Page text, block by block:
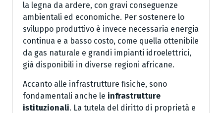
la legna da ardere, con gravi conseguenze
ambientali ed economiche. Per sostenere lo
sviluppo produttivo è invece necessaria energia
continua e a basso costo, come quella ottenibile
da gas naturale e grandi impianti idroelettrici,
già disponibili in diverse regioni africane.
Accanto alle infrastrutture fisiche, sono
fondamentali anche le infrastrutture
istituzionali. La tutela del diritto di proprietà e